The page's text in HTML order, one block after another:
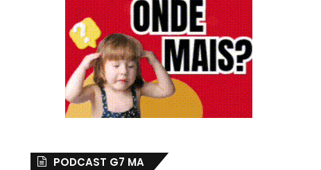
PODCAST G7 MA